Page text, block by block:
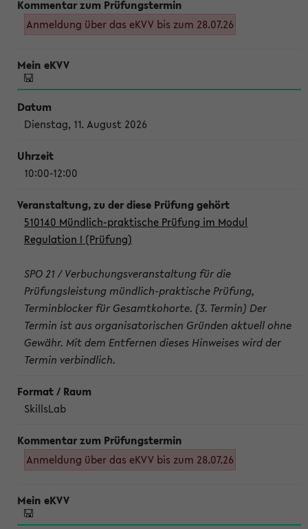
Anmeldung über das eKVV bis zum 28.07.26
Dienstag, 11. August 2026
10:00-12:00
510140 Mündlich-praktische Prüfung im Modul
Regulation I (Prüfung)
SPO 21 / Verbuchungsveranstaltung für die
Prüfungsleistung mündlich-praktische Prüfung,
Terminblocker für Gesamtkohorte. (3. Termin) Der
Termin ist aus organisatorischen Gründen aktuell ohne
Gewähr. Mit dem Entfernen dieses Hinweises wird der
Termin verbindlich.
SkillsLab
Anmeldung über das eKVV bis zum 28.07.26